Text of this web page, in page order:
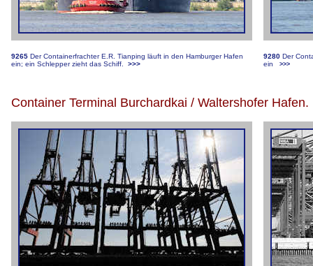
9265 Der Containerfrachter E.R. Tianping läuft in den Hamburger Hafen
ein; ein Schlepper zieht das Schiff.
>>>
9280 Der
ein
>>>
Container Terminal Burchardkai / Waltershofer Hafen.